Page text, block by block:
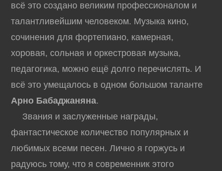
всё это создано великим профессионалом и
талантливейшим человеком. Музыка кино,
сочинения для фортепиано, камерная,
хоровая, сольная и оркестровая музыка,
педагогика, можно ещё долго перечислять. И
всё это умещалось в одном большом таланте
Арно Бабаджаняна.
Звания и заслуженные награды,
фантастическое количество популярных и
любимых всеми песен. Лично я горжусь и
радуюсь тому, что я современник этого